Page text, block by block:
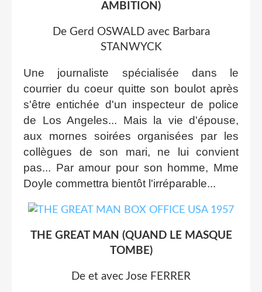
AMBITION)
De Gerd OSWALD avec Barbara
STANWYCK
Une journaliste spécialisée dans le
courrier du coeur quitte son boulot après
s'être entichée d'un inspecteur de police
de Los Angeles... Mais la vie d'épouse,
aux mornes soirées organisées par les
collègues de son mari, ne lui convient
pas... Par amour pour son homme, Mme
Doyle commettra bientôt l'irréparable...
THE GREAT MAN (QUAND LE MASQUE
TOMBE)
De et avec Jose FERRER